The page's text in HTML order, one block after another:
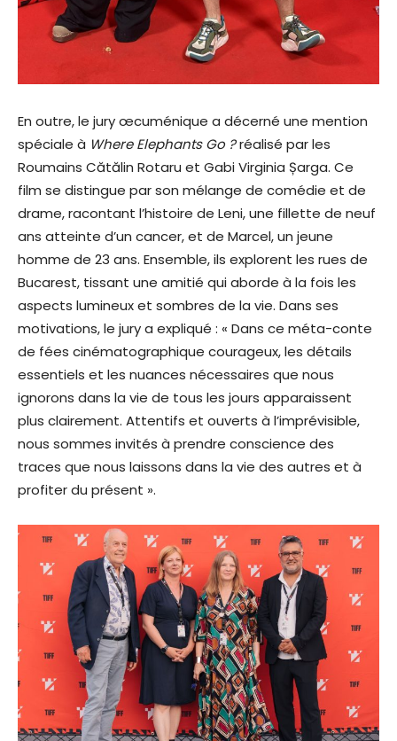
En outre, le jury œcuménique a décerné une mention
spéciale à Where Elephants Go ?réalisé par les
Roumains Cătălin Rotaru et Gabi Virginia Șarga. Ce
film se distingue par son mélange de comédie et de
drame, racontant l’histoire de Leni, une fillette de neuf
ans atteinte d’un cancer, et de Marcel, un jeune
homme de 23 ans. Ensemble, ils explorent les rues de
Bucarest, tissant une amitié qui aborde à la fois les
aspects lumineux et sombres de la vie. Dans ses
motivations, le jury a expliqué : « Dans ce méta-conte
de fées cinématographique courageux, les détails
essentiels et les nuances nécessaires que nous
ignorons dans la vie de tous les jours apparaissent
plus clairement. Attentifs et ouverts à l’imprévisible,
nous sommes invités à prendre conscience des
traces que nous laissons dans la vie des autres et à
profiter du présent ».